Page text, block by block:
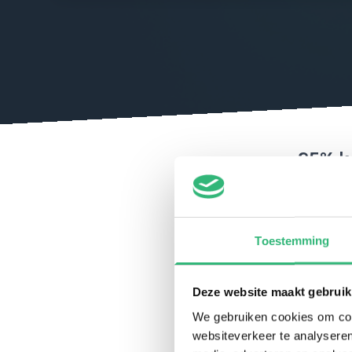
Toestemming
Deze website maakt
We gebruiken cookies om
websiteverkeer te
25%
terug,